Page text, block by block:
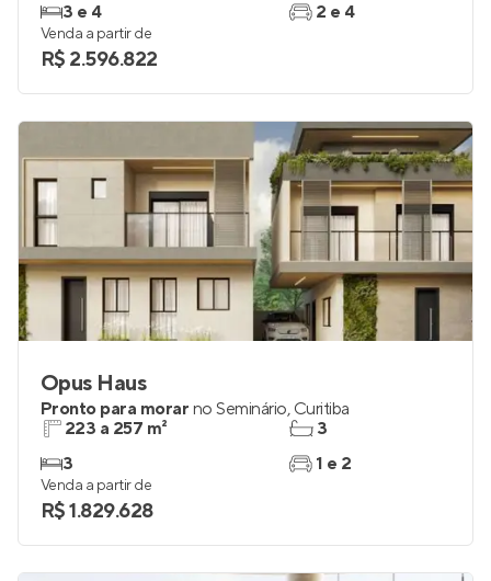
3 e 4
2 e 4
Venda a partir de
R$ 2.596.822
Opus Haus
Pronto para morar no Seminário, Curitiba
223 a 257 m²
3
3
1 e 2
Venda a partir de
R$ 1.829.628